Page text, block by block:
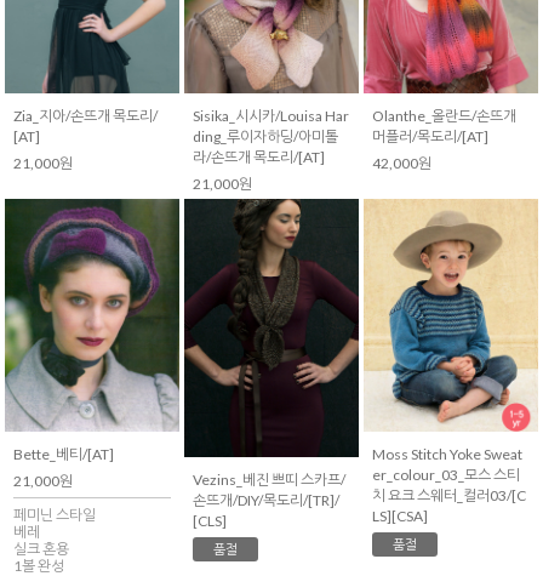
Zia_지아/손뜨개 목도리/
[AT]
21,000원
Sisika_시시카/Louisa Har
ding_루이자하딩/아미톨
라/손뜨개 목도리/[AT]
21,000원
Olanthe_올란드/손뜨개
머플러/목도리/[AT]
42,000원
Bette_베티/[AT]
21,000원
페미닌 스타일
베레
실크 혼용
1볼 완성
Vezins_베진 쁘띠 스카프/
손뜨개/DIY/목도리/[TR]/
[CLS]
품절
Moss Stitch Yoke Sweat
er_colour_03_모스 스티
치 요크 스웨터_컬러03/[C
LS][CSA]
품절